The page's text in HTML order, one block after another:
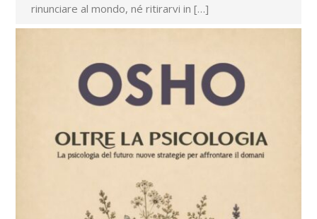
rinunciare al mondo, né ritirarvi in […]